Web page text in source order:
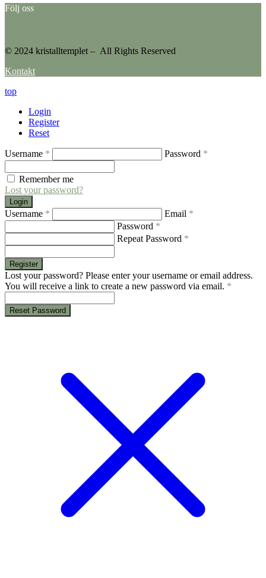
Följ oss
© 2024 kristalltemplet – All Rights Reserved
Kontakt
top
Login
Register
Reset
Username * Password *
Remember me
Lost your password?
Login
Username * Email *
Password *
Repeat Password *
Register
Lost your password? Please enter your username or email address.
You will receive a link to create a new password via email. *
Reset Password